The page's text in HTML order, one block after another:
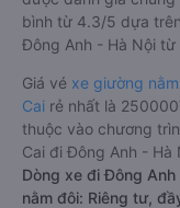
bình từ 4.3/5 dựa
Đông Anh - Hà Nội từ
Giá vé xe giường
Cai rẻ nhất là
thuộc vào chương
Cai đi Đông Anh - Hà
Dòng xe đi Đông
nằm đôi: Riêng tư,